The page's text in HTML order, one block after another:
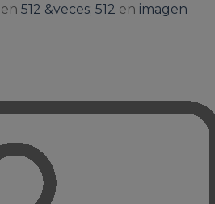
en 512 &veces; 512 en imagen